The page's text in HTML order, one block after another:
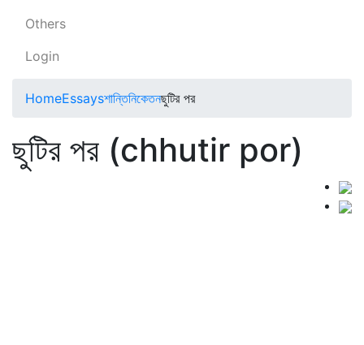
Others
Login
HomeEssaysশান্তিনিকেতনছুটির পর
ছুটির পর (chhutir por)